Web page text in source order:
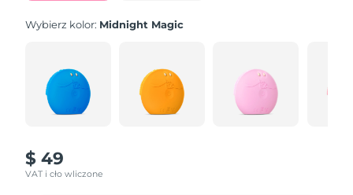
Wybierz kolor: Midnight Magic
$ 49
VAT i cło wliczone